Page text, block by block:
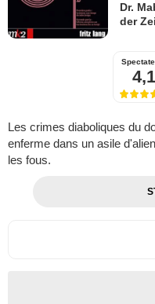
Dr.
der
4,1
Les crimes diaboliques du
enferme dans un asile
les fous.